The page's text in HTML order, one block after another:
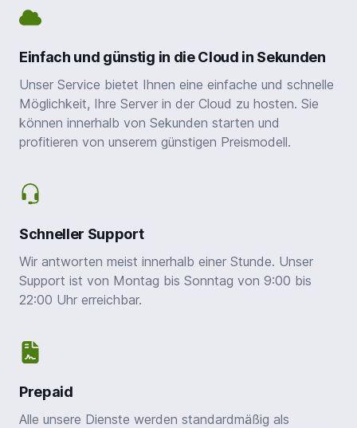
Einfach und günstig in die Cloud in Sekunden
Unser Service bietet Ihnen eine einfache und schnelle
Möglichkeit, Ihre Server in der Cloud zu hosten. Sie
können innerhalb von Sekunden starten und
profitieren von unserem günstigen Preismodell.
Schneller Support
Wir antworten meist innerhalb einer Stunde. Unser
Support ist von Montag bis Sonntag von 9:00 bis
22:00 Uhr erreichbar.
Prepaid
Alle unsere Dienste werden standardmäßig als